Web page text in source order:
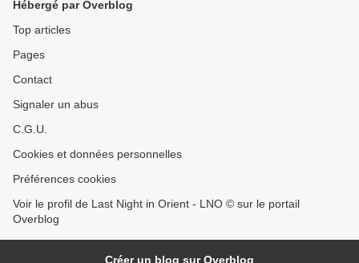
Hébergé par Overblog
Top articles
Pages
Contact
Signaler un abus
C.G.U.
Cookies et données personnelles
Préférences cookies
Voir le profil de Last Night in Orient - LNO © sur le portail
Overblog
Créer un blog sur Overblog